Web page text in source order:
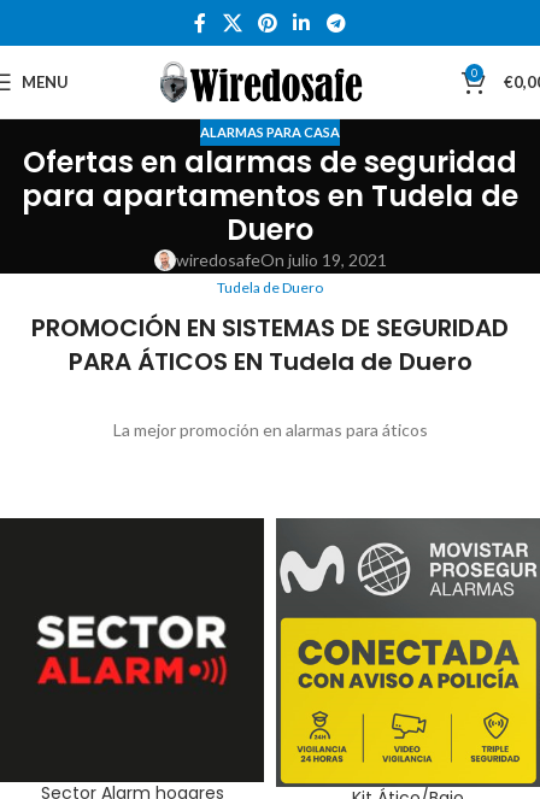
MENU 0 €
ALARMAS PARA CASA
Ofertas en alarmas de seguridad
para apartamentos en Tudela de
Duero
wiredosafeOn julio 19, 2021
Tudela de Duero
PROMOCIÓN EN SISTEMAS DE SEGURIDAD
PARA ÁTICOS EN Tudela de Duero
La mejor promoción en alarmas para áticos
Sector Alarm hogares